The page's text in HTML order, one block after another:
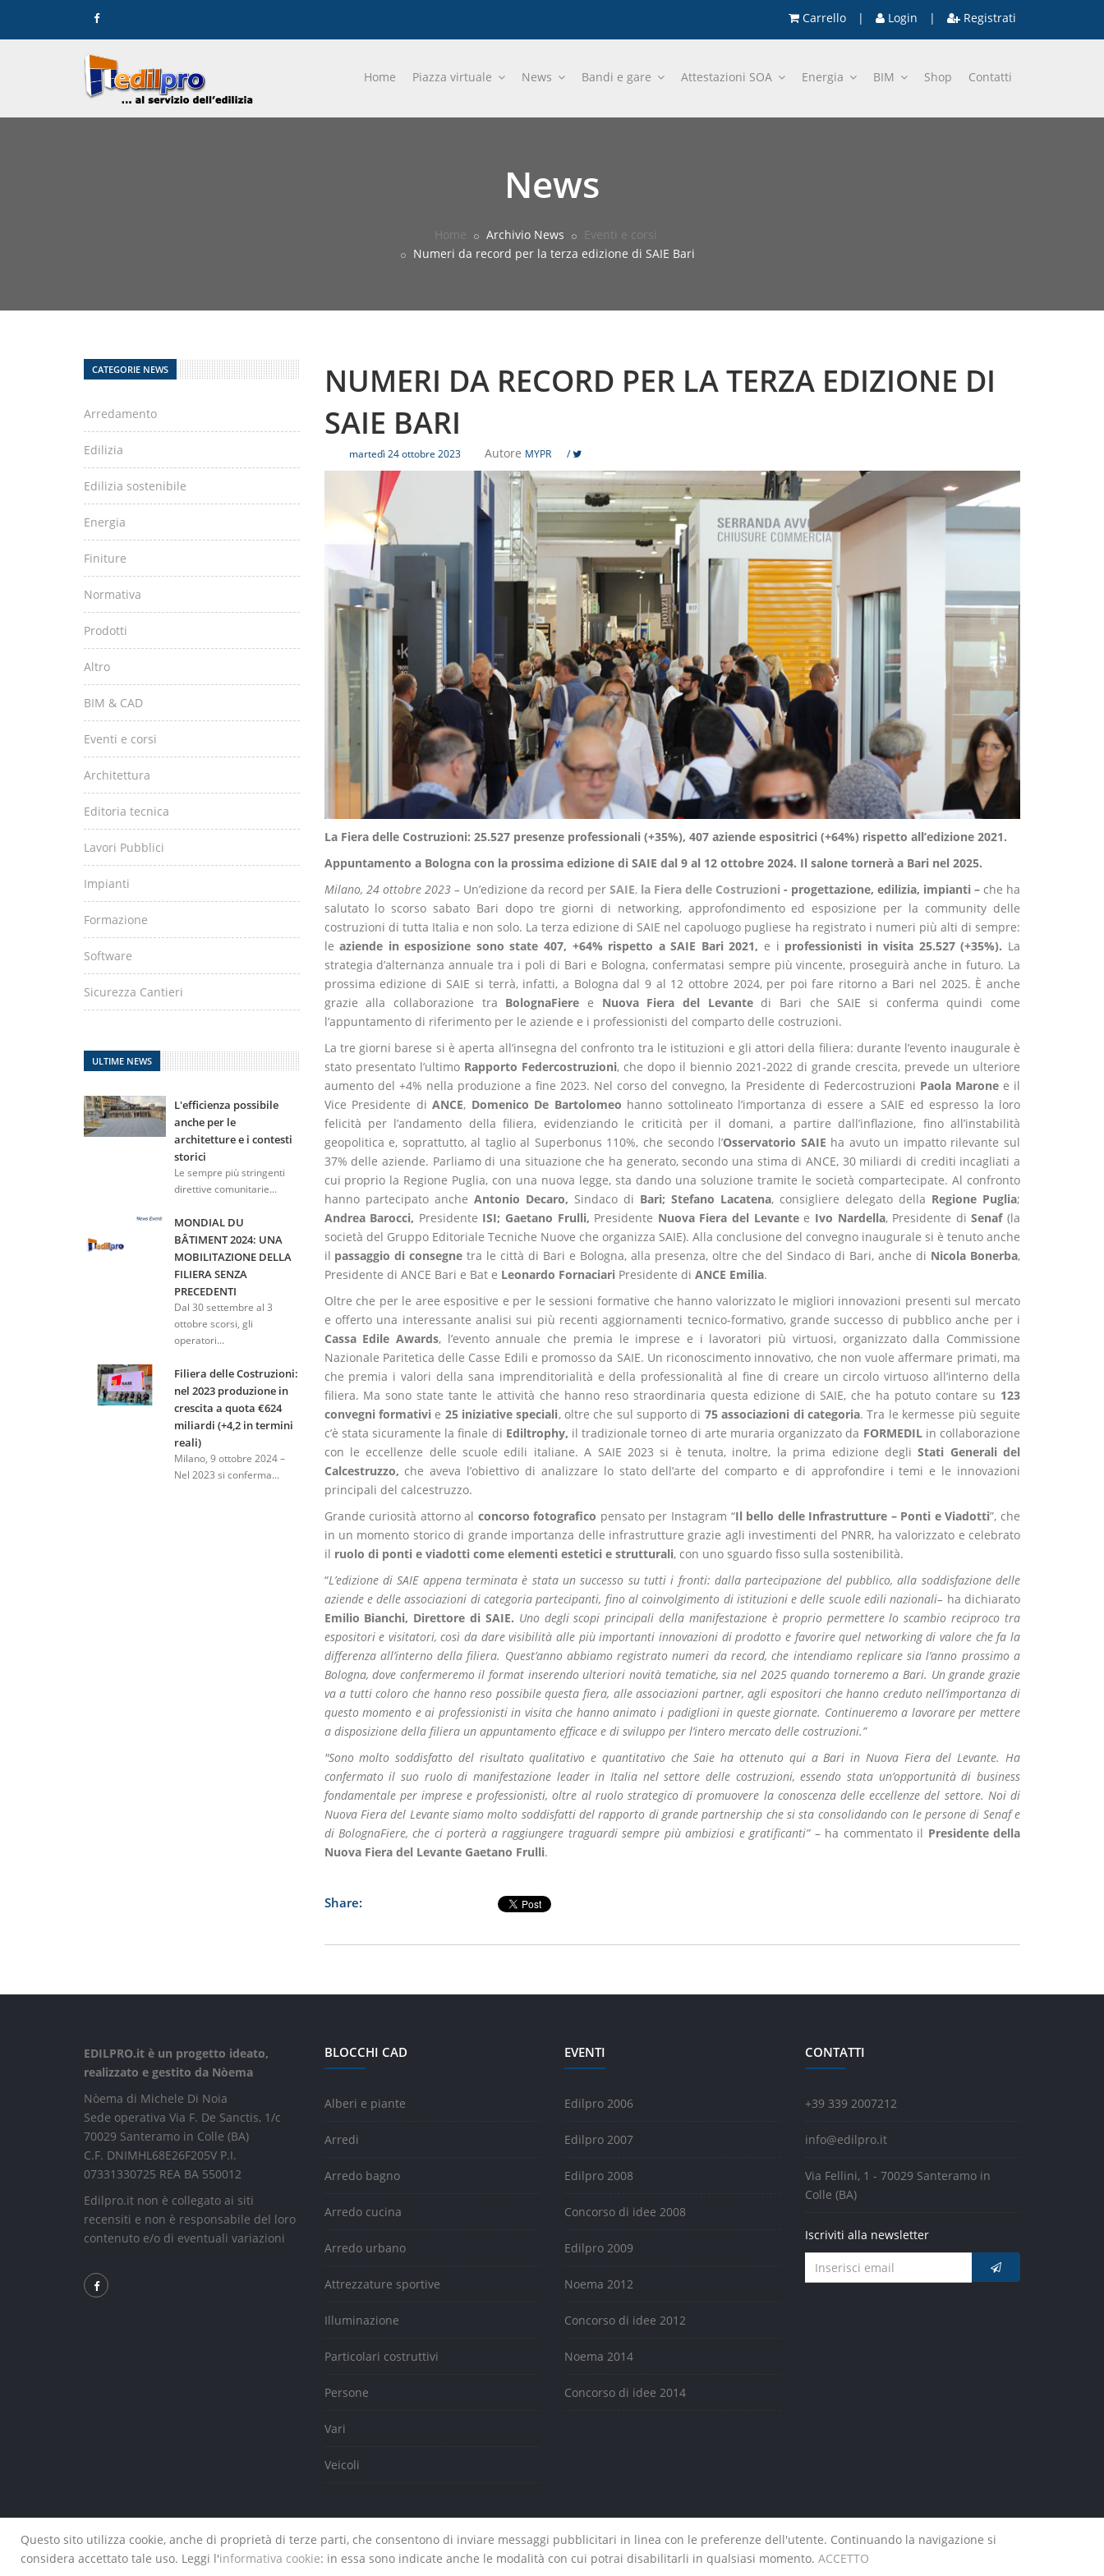
Questo sito utilizza cookie, anche di proprietà di terze parti, che consentono di inviare messaggi pubblicitari in linea con le preferenze dell'utente. Continuando la navigazione si
considera accettato tale uso. Leggi l'informativa cookie: in essa sono indicate anche le modalità con cui potrai disabilitarli in qualsiasi momento. ACCETTO
Carrello | Login | Registrati
Home Piazza virtuale News Bandi e gare Attestazioni SOA Energia BIM Shop Contatti
News
Home Archivio News
Eventi e corsi
Numeri da record per la terza edizione di SAIE Bari
NUMERI DA RECORD PER LA TERZA EDIZIONE DI
SAIE BARI
martedì 24 ottobre 2023 Autore MYPR /
La Fiera delle Costruzioni: 25.527 presenze professionali (+35%), 407 aziende espositrici (+64%) rispetto all’edizione 2021.
Appuntamento a Bologna con la prossima edizione di SAIE dal 9 al 12 ottobre 2024. Il salone tornerà a Bari nel 2025.
Milano, 24 ottobre 2023 – Un’edizione da record per SAIE, la Fiera delle Costruzioni - progettazione, edilizia, impianti – che ha
salutato lo scorso sabato Bari dopo tre giorni di networking, approfondimento ed esposizione per la community delle
costruzioni di tutta Italia e non solo. La terza edizione di SAIE nel capoluogo pugliese ha registrato i numeri più alti di sempre:
leaziende in esposizione sono state 407, +64% rispetto a SAIE Bari 2021, e i professionisti in visita 25.527 (+35%). La
strategia d’alternanza annuale tra i poli di Bari e Bologna, confermatasi sempre più vincente, proseguirà anche in futuro. La
prossima edizione di SAIE si terrà, infatti,a Bologna dal 9 al 12 ottobre 2024, per poi fare ritorno a Bari nel 2025. Èanche
grazie alla collaborazione tra BolognaFiere e Nuova Fiera del Levante di Bari che SAIE si conferma quindi come
l’appuntamento di riferimento per le aziende e i professionisti del comparto delle costruzioni.
La tre giorni barese si è aperta all’insegna del confronto tra le istituzioni e gli attori della filiera: durante l’evento inaugurale è
stato presentato l’ultimo Rapporto Federcostruzioni, che dopo il biennio 2021-2022 di grande crescita, prevede un ulteriore
aumento del +4% nella produzione a fine 2023. Nel corso del convegno, la Presidente di Federcostruzioni Paola Maronee il
Vice Presidente di ANCE, Domenico De Bartolomeo hanno sottolineato l’importanza di essere a SAIE ed espresso la loro
felicità per l’andamento della filiera, evidenziando le criticità per il domani, a partire dall’inflazione, fino all’instabilità
geopolitica e, soprattutto, al taglio al Superbonus 110%, che secondo l’Osservatorio SAIE ha avuto un impatto rilevante sul
37% delle aziende. Parliamo di una situazione che ha generato, secondo una stima di ANCE, 30 miliardi di crediti incagliati a
cui proprio la Regione Puglia, con una nuova legge, sta dando una soluzione tramite le società compartecipate. Al confronto
hanno partecipato anche Antonio Decaro, Sindaco di Bari; Stefano Lacatena, consigliere delegato della Regione Puglia;
Andrea Barocci, Presidente ISI; Gaetano Frulli, Presidente Nuova Fiera del Levante e Ivo Nardella, Presidente diSenaf(la
società del Gruppo Editoriale Tecniche Nuove che organizza SAIE). Alla conclusione del convegno inaugurale si è tenuto anche
il passaggio di consegne tra le città di Bari e Bologna, alla presenza, oltre che del Sindaco di Bari, anche di Nicola Bonerba,
Presidente di ANCE Bari e Bat e Leonardo FornaciariPresidente di ANCE Emilia.
Oltre che per le aree espositive e per le sessioni formative che hanno valorizzato le migliori innovazioni presenti sul mercato
e offerto una interessante analisi sui più recenti aggiornamenti tecnico-formativo, grande successo di pubblico anche per i
Cassa Edile Awards, l’evento annuale che premia le imprese e i lavoratori più virtuosi, organizzato dalla Commissione
Nazionale Paritetica delle Casse Edili e promosso da SAIE. Un riconoscimento innovativo, che non vuole affermare primati, ma
che premia i valori della sana imprenditorialità e della professionalità al fine di creare un circolo virtuoso all’interno della
filiera. Ma sono state tante le attività che hanno reso straordinaria questa edizione di SAIE, che ha potuto contare su 123
convegni formativie 25 iniziative speciali, oltre che sul supporto di 75 associazioni di categoria. Tra le kermesse più seguite
c’è stata sicuramente la finale di Ediltrophy, il tradizionale torneo di arte muraria organizzato da FORMEDIL in collaborazione
con le eccellenze delle scuole edili italiane. A SAIE 2023 si è tenuta, inoltre, la prima edizione degliStati Generali del
Calcestruzzo, che aveva l’obiettivo di analizzare lo stato dell’arte del comparto e di approfondire i temi e le innovazioni
principali del calcestruzzo.
Grande curiosità attorno al concorso fotografico pensato per Instagram “Il bello delle Infrastrutture – Ponti e Viadotti”, che
in un momento storico di grande importanza delle infrastrutture grazie agli investimenti del PNRR, ha valorizzato e celebrato
il ruolo di ponti e viadotti come elementi estetici e strutturali, con uno sguardo fisso sulla sostenibilità.
“L’edizione di SAIE appena terminata è stata un successo su tutti i fronti: dalla partecipazione del pubblico, alla soddisfazione delle
aziende e delle associazioni di categoria partecipanti, fino al coinvolgimento di istituzioni e delle scuole edili nazionali– ha dichiarato
Emilio Bianchi, Direttore di SAIE. Uno degli scopi principali della manifestazione è proprio permettere lo scambio reciproco tra
espositori e visitatori, così da dare visibilità alle più importanti innovazioni di prodotto e favorire quel networking di valore che fa la
differenza all’interno della filiera. Quest’anno abbiamo registrato numeri da record, che intendiamo replicare sia l’anno prossimo a
Bologna, dove confermeremo il format inserendo ulteriori novità tematiche, sia nel 2025 quando torneremo a Bari. Un grande grazie
va a tutti coloro che hanno reso possibile questa fiera, alle associazioni partner, agli espositori che hanno creduto nell’importanza di
questo momento e ai professionisti in visita che hanno animato i padiglioni in queste giornate. Continueremo a lavorare per mettere
a disposizione della filiera un appuntamento efficace e di sviluppo per l’intero mercato delle costruzioni.”
"Sono molto soddisfatto del risultato qualitativo e quantitativo che Saie ha ottenuto qui a Bari in Nuova Fiera del Levante. Ha
confermato il suo ruolo di manifestazione leader in Italia nel settore delle costruzioni, essendo stata un’opportunità di business
fondamentale per imprese e professionisti, oltre al ruolo strategico di promuovere la conoscenza delle eccellenze del settore. Noi di
Nuova Fiera del Levante siamo molto soddisfatti del rapporto di grande partnership che si sta consolidando con le persone di Senaf e
di BolognaFiere, che ci porterà a raggiungere traguardi sempre più ambiziosi e gratificanti”– ha commentato il Presidente della
Nuova Fiera del Levante Gaetano Frulli.
Share:
CATEGORIE NEWS
Arredamento
Edilizia
Edilizia sostenibile
Energia
Finiture
Normativa
Prodotti
Altro
BIM & CAD
Eventi e corsi
Architettura
Editoria tecnica
Lavori Pubblici
Impianti
Formazione
Software
Sicurezza Cantieri
ULTIME NEWS
L'efficienza possibile
anche per le
architetture e i contesti
storici
Le sempre più stringenti
direttive comunitarie...
MONDIAL DU
BÂTIMENT 2024: UNA
MOBILITAZIONE DELLA
FILIERA SENZA
PRECEDENTI
Dal 30 settembre al 3
ottobre scorsi, gli
operatori...
Filiera delle Costruzioni:
nel 2023 produzione in
crescita a quota €624
miliardi (+4,2 in termini
reali)
Milano, 9 ottobre 2024 –
Nel 2023 si conferma...
EDILPRO.it è un progetto ideato,
realizzato e gestito da Nòema
Nòema di Michele Di Noia
Sede operativa Via F. De Sanctis, 1/c
70029 Santeramo in Colle (BA)
C.F. DNIMHL68E26F205V P.I.
07331330725 REA BA 550012
Edilpro.it non è collegato ai siti
recensiti e non è responsabile del loro
contenuto e/o di eventuali variazioni
BLOCCHI CAD
Alberi e piante
Arredi
Arredo bagno
Arredo cucina
Arredo urbano
Attrezzature sportive
Illuminazione
Particolari costruttivi
Persone
Vari
Veicoli
EVENTI
Edilpro 2006
Edilpro 2007
Edilpro 2008
Concorso di idee 2008
Edilpro 2009
Noema 2012
Concorso di idee 2012
Noema 2014
Concorso di idee 2014
CONTATTI
+39 339 2007212
info@edilpro.it
Via Fellini, 1 - 70029 Santeramo in
Colle (BA)
Iscriviti alla newsletter
Copyright ©2026 Edilpro - Portale dell'edilizia. All Rights Reserved. P IVA 07331330725. |Privacy -Cookie policy-Credits